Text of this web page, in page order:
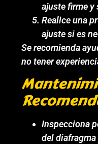
ajuste firme y
Realice una
ajuste si es
Se recomienda
no tener
Inspecciona
del